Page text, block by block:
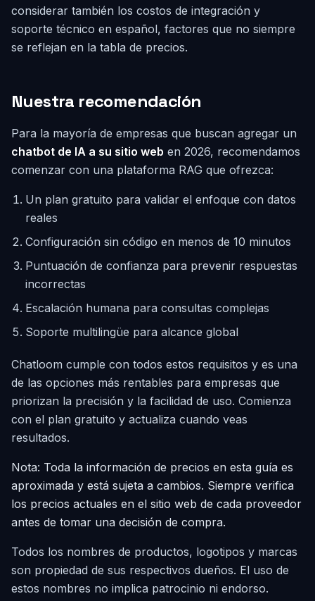
considerar también los costos de integración y
soporte técnico en español, factores que no siempre
se reflejan en la tabla de precios.
Nuestra recomendación
Para la mayoría de empresas que buscan agregar un
chatbot de IA a su sitio web en 2026, recomendamos
comenzar con una plataforma RAG que ofrezca:
Un plan gratuito para validar el enfoque con datos
reales
Configuración sin código en menos de 10 minutos
Puntuación de confianza para prevenir respuestas
incorrectas
Escalación humana para consultas complejas
Soporte multilingüe para alcance global
Chatloom cumple con todos estos requisitos y es una
de las opciones más rentables para empresas que
priorizan la precisión y la facilidad de uso. Comienza
con el plan gratuito y actualiza cuando veas
resultados.
Nota: Toda la información de precios en esta guía es
aproximada y está sujeta a cambios. Siempre verifica
los precios actuales en el sitio web de cada proveedor
antes de tomar una decisión de compra.
Todos los nombres de productos, logotipos y marcas
son propiedad de sus respectivos dueños. El uso de
estos nombres no implica patrocinio ni endorso.